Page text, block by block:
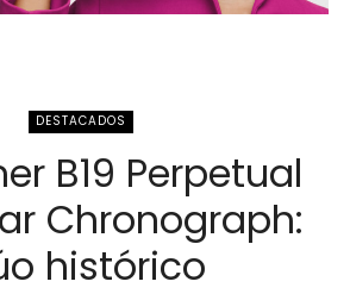
DESTACADOS
B19 Perpetual
Chronograph:
histórico